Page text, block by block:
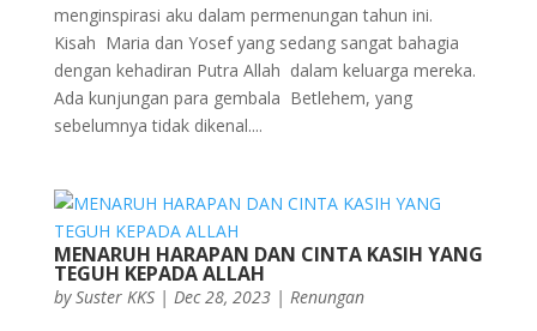
menginspirasi aku dalam permenungan tahun ini.
Kisah Maria dan Yosef yang sedang sangat bahagia
dengan kehadiran Putra Allah dalam keluarga mereka.
Ada kunjungan para gembala Betlehem, yang
sebelumnya tidak dikenal....
MENARUH HARAPAN DAN CINTA KASIH YANG
TEGUH KEPADA ALLAH
bySuster KKS| Dec 28, 2023| Renungan